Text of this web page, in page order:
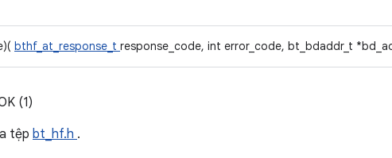
bthf_at_response_t response_code, int error_code, bt_bdaddr_t
(1)
tệp bt_hf.h .